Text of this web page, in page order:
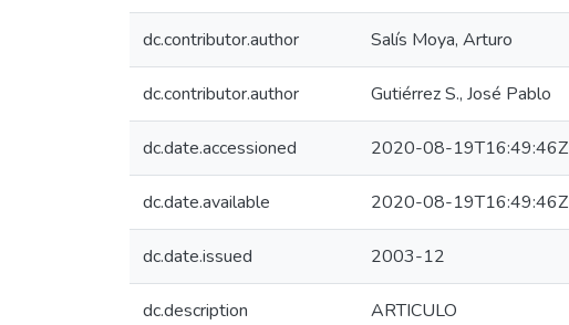
dc.contributor.author Salís Moya, Arturo
dc.contributor.author Gutiérrez S., José Pablo
dc.date.accessioned 2020-08-19T16:49:46Z
dc.date.available 2020-08-19T16:49:46Z
dc.date.issued 2003-12
dc.description ARTICULO